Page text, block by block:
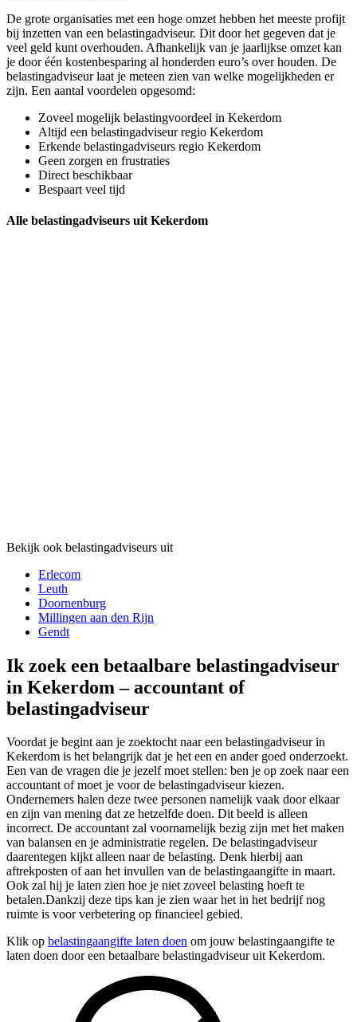
De grote organisaties met een hoge omzet hebben het meeste profijt
bij inzetten van een belastingadviseur. Dit door het gegeven dat je
veel geld kunt overhouden. Afhankelijk van je jaarlijkse omzet kan
je door één kostenbesparing al honderden euro’s over houden. De
belastingadviseur laat je meteen zien van welke mogelijkheden er
zijn. Een aantal voordelen opgesomd:
Zoveel mogelijk belastingvoordeel in Kekerdom
Altijd een belastingadviseur regio Kekerdom
Erkende belastingadviseurs regio Kekerdom
Geen zorgen en frustraties
Direct beschikbaar
Bespaart veel tijd
Alle belastingadviseurs uit Kekerdom
Bekijk ook belastingadviseurs uit
Erlecom
Leuth
Doornenburg
Millingen aan den Rijn
Gendt
Ik zoek een betaalbare belastingadviseur
in Kekerdom – accountant of
belastingadviseur
Voordat je begint aan je zoektocht naar een belastingadviseur in
Kekerdom is het belangrijk dat je het een en ander goed onderzoekt.
Een van de vragen die je jezelf moet stellen: ben je op zoek naar een
accountant of moet je voor de belastingadviseur kiezen.
Ondernemers halen deze twee personen namelijk vaak door elkaar
en zijn van mening dat ze hetzelfde doen. Dit beeld is alleen
incorrect. De accountant zal voornamelijk bezig zijn met het maken
van balansen en je administratie regelen. De belastingadviseur
daarentegen kijkt alleen naar de belasting. Denk hierbij aan
aftrekposten of aan het invullen van de belastingaangifte in maart.
Ook zal hij je laten zien hoe je niet zoveel belasting hoeft te
betalen.Dankzij deze tips kan je zien waar het in het bedrijf nog
ruimte is voor verbetering op financieel gebied.
Klik op belastingaangifte laten doen om jouw belastingaangifte te
laten doen door een betaalbare belastingadviseur uit Kekerdom.